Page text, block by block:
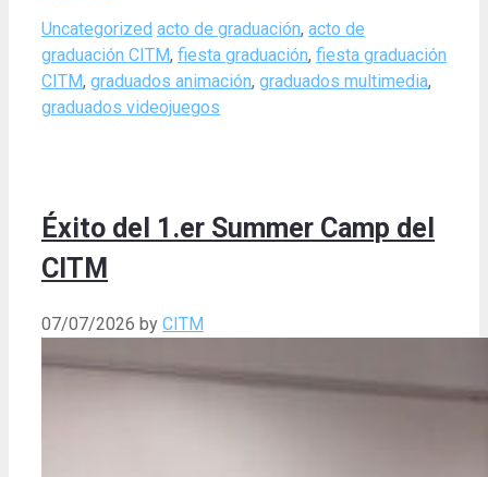
Categories
Uncategorized Tags
acto de graduación, acto de
graduación CITM, fiesta graduación, fiesta graduación
CITM, graduados animación, graduados multimedia,
graduados videojuegos
Éxito del 1.er Summer Camp del
CITM
07/07/2026 by CITM